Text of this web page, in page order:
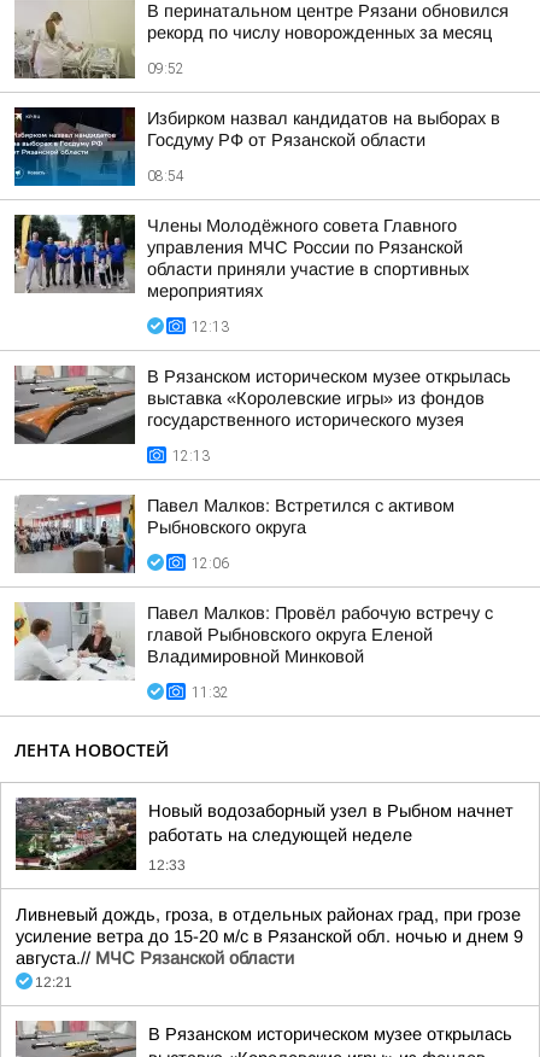
В перинатальном центре Рязани обновился
рекорд по числу новорожденных за месяц
09:52
Избирком назвал кандидатов на выборах в
Госдуму РФ от Рязанской области
08:54
Члены Молодёжного совета Главного
управления МЧС России по Рязанской
области приняли участие в спортивных
мероприятиях
12:13
В Рязанском историческом музее открылась
выставка «Королевские игры» из фондов
государственного исторического музея
12:13
Павел Малков: Встретился с активом
Рыбновского округа
12:06
Павел Малков: Провёл рабочую встречу с
главой Рыбновского округа Еленой
Владимировной Минковой
11:32
ЛЕНТА НОВОСТЕЙ
Новый водозаборный узел в Рыбном начнет
работать на следующей неделе
12:33
Ливневый дождь, гроза, в отдельных районах град, при грозе
усиление ветра до 15-20 м/с в Рязанской обл. ночью и днем 9
августа.// МЧС Рязанской области
12:21
В Рязанском историческом музее открылась